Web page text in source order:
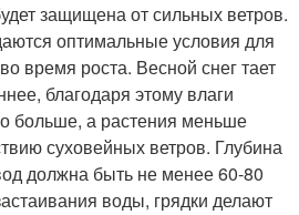
защищена от сильных ветров.
оптимальные условия для
время роста. Весной снег тает
благодаря этому влаги
больше, а растения меньше
суховейных ветров. Глубина
должна быть не менее 60-80
воды, грядки делают